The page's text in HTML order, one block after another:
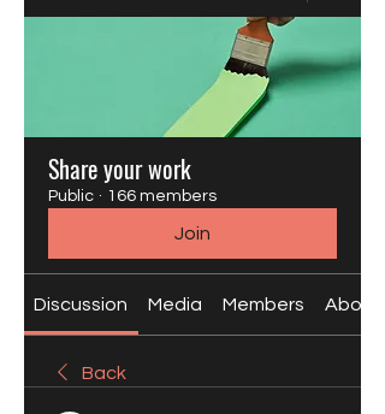
Share your work
Public · 166 members
Join
Discussion Media Members About
Back